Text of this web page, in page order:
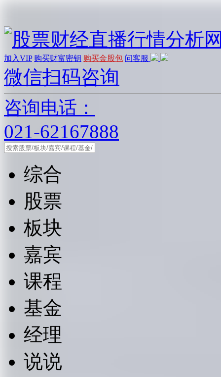
加入VIP 购买财富密钥 购买金股包 问客服
微信扫码咨询
咨询电话：
021-62167888
综合
股票
板块
嘉宾
课程
基金
经理
说说